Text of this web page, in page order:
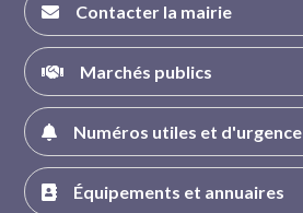
Contacter la mairie
Marchés publics
Numéros utiles et d'urgence
Équipements et annuaires